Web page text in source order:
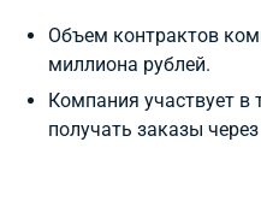
Объем контрактов
миллиона рублей.
Компания участвует в
получать заказы